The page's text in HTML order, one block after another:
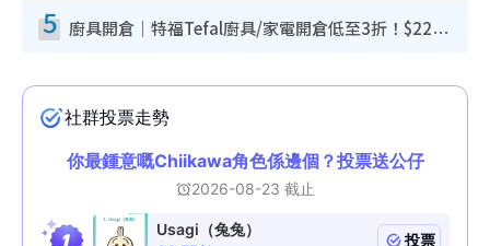
5 廚具開倉｜特福Tefal廚具/家電開倉低至3折！$220起買平底鍋/炒鑊/湯煲！電飯煲/吸塵機/燙斗$418起